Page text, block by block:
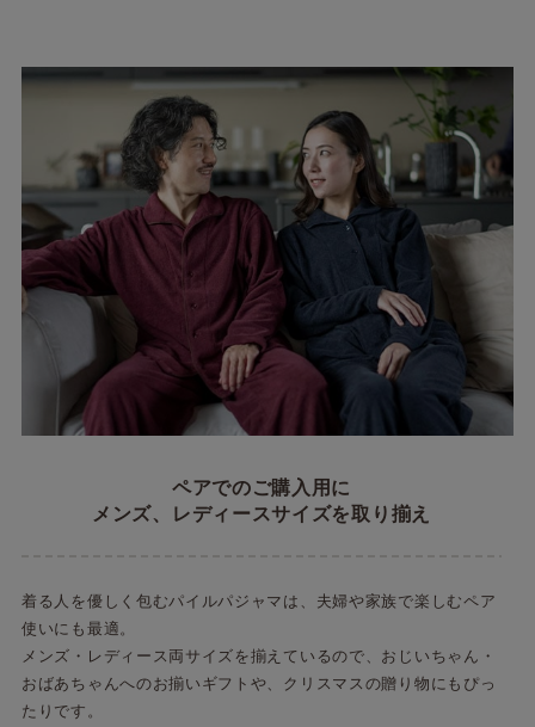
ペアでのご購入用に
メンズ、レディースサイズを取り揃え
着る人を優しく包むパイルパジャマは、夫婦や家族で楽しむペア
使いにも最適。
メンズ・レディース両サイズを揃えているので、おじいちゃん・
おばあちゃんへのお揃いギフトや、クリスマスの贈り物にもぴっ
たりです。